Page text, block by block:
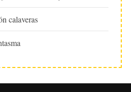
calaveras